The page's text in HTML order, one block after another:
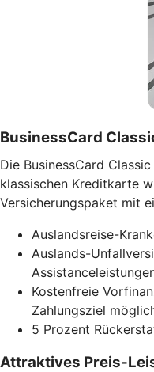
BusinessCard
Die BusinessCard
klassischen Kreditkarte
Versicherungspaket mit
Auslandsreise-
Auslands-
Kostenfreie
Zahlungsziel
5 Prozent
Attraktives Preis-